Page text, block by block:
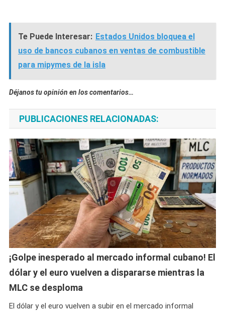
Te Puede Interesar: Estados Unidos bloquea el
uso de bancos cubanos en ventas de combustible
para mipymes de la isla
Déjanos tu opinión en los comentarios…
PUBLICACIONES RELACIONADAS:
¡Golpe inesperado al mercado informal cubano! El
dólar y el euro vuelven a dispararse mientras la
MLC se desploma
El dólar y el euro vuelven a subir en el mercado informal